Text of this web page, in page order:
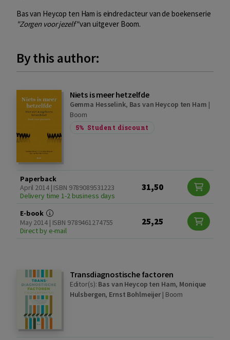
Bas van Heycop ten Ham is eindredacteur van de boekenserie
"Zorgen voor jezelf"van uitgever Boom.
By this author:
Niets is meer hetzelfde
Gemma Hesselink, Bas van Heycop ten Ham |
Boom
5% Student discount
Paperback
April 2014 | ISBN 9789089531223
Delivery time 1-2 business days
31,50
E-book
May 2014 | ISBN 9789461274755
Direct by e-mail
25,25
Transdiagnostische factoren
Editor(s): Bas van Heycop ten Ham, Monique
Hulsbergen, Ernst Bohlmeijer | Boom